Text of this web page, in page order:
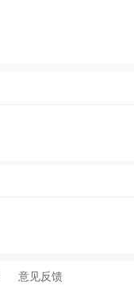
意见反馈